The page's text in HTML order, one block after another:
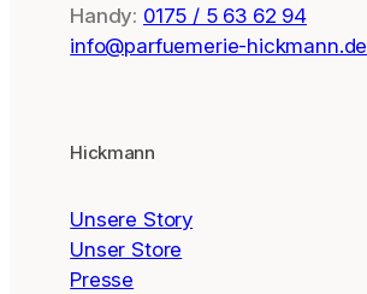
Handy: 0175 / 5 63 62 94
info@parfuemerie-hickmann.de
Hickmann
Unsere Story
Unser Store
Presse